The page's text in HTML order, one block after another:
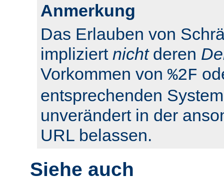
Anmerkung
Das Erlauben von
impliziert nichtderen
Vorkommen von %2F
entsprechenden
unverändert in der
URL belassen.
Siehe auch